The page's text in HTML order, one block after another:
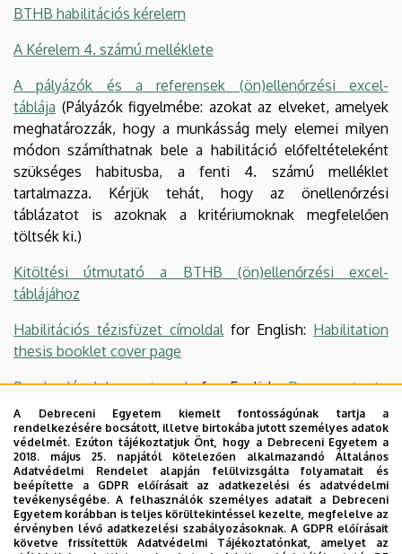
BTHB habilitációs kérelem
A Kérelem 4. számú melléklete
A pályázók és a referensek (ön)ellenőrzési excel-
táblája (Pályázók figyelmébe: azokat az elveket, amelyek
meghatározzák, hogy a munkásság mely elemei milyen
módon számíthatnak bele a habilitáció előfeltételeként
szükséges habitusba, a fenti 4. számú melléklet
tartalmazza. Kérjük tehát, hogy az önellenőrzési
táblázatot is azoknak a kritériumoknak megfelelően
töltsék ki.)
Kitöltési útmutató a BTHB (ön)ellenőrzési excel-
táblájához
Habilitációs tézisfüzet címoldal for English: Habilitation
thesis booklet cover page
Beadandó dokumentumok for English: Documents to
submit
Információ
Kotricz Károlyné
osztályvezető
A Debreceni Egyetem kiemelt fontosságúnak tartja a
rendelkezésére bocsátott, illetve birtokába jutott személyes adatok
védelmét. Ezúton tájékoztatjuk Önt, hogy a Debreceni Egyetem a
2018. május 25. napjától kötelezően alkalmazandó Általános
Adatvédelmi Rendelet alapján felülvizsgálta folyamatait és
beépítette a GDPR előírásait az adatkezelési és adatvédelmi
tevékenységébe. A felhasználók személyes adatait a Debreceni
Egyetem korábban is teljes körültekintéssel kezelte, megfelelve az
érvényben lévő adatkezelési szabályozásoknak. A GDPR előírásait
követve frissítettük Adatvédelmi Tájékoztatónkat, amelyet az